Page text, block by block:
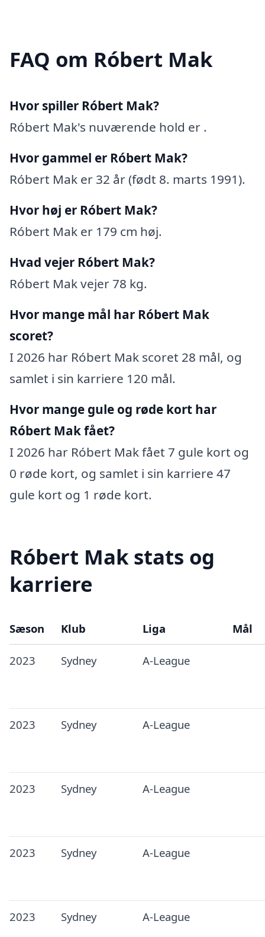
FAQ om Róbert Mak
Hvor spiller Róbert Mak?
Róbert Mak's nuværende hold er .
Hvor gammel er Róbert Mak?
Róbert Mak er 32 år (født 8. marts 1991).
Hvor høj er Róbert Mak?
Róbert Mak er 179 cm høj.
Hvad vejer Róbert Mak?
Róbert Mak vejer 78 kg.
Hvor mange mål har Róbert Mak
scoret?
I 2026 har Róbert Mak scoret 28 mål, og
samlet i sin karriere 120 mål.
Hvor mange gule og røde kort har
Róbert Mak fået?
I 2026 har Róbert Mak fået 7 gule kort og
0 røde kort, og samlet i sin karriere 47
gule kort og 1 røde kort.
Róbert Mak stats og
karriere
Sæson Klub Liga Mål
2023 Sydney A-League
2023 Sydney A-League
2023 Sydney A-League
2023 Sydney A-League
2023 Sydney A-League